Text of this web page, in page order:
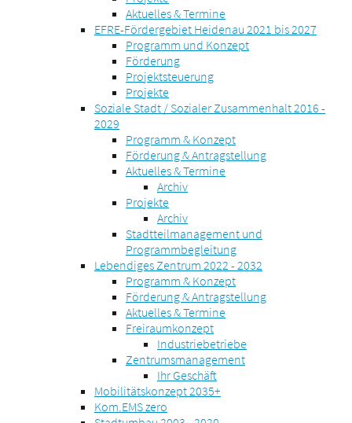
Aktuelles & Termine
EFRE-Fördergebiet Heidenau 2021 bis 2027
Programm und Konzept
Förderung
Projektsteuerung
Projekte
Soziale Stadt / Sozialer Zusammenhalt 2016 -
2029
Programm & Konzept
Förderung & Antragstellung
Aktuelles & Termine
Archiv
Projekte
Archiv
Stadtteilmanagement und
Programmbegleitung
Lebendiges Zentrum 2022 - 2032
Programm & Konzept
Förderung & Antragstellung
Aktuelles & Termine
Freiraumkonzept
Industriebetriebe
Zentrumsmanagement
Ihr Geschäft
Mobilitätskonzept 2035+
Kom.EMS zero